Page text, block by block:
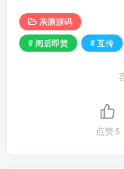
亲测源码
# 阅后即焚
# 互传
点赞5